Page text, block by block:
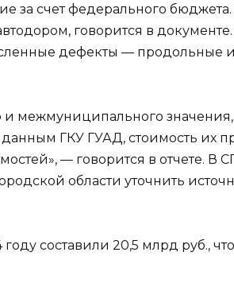
за счет федерального бюджета.
говорится в документе.
дефекты — продольные
и межмуниципального значения,
ГКУ ГУАД, стоимость их
— говорится в отчете. В
области уточнить
составили 20,5 млрд руб.,